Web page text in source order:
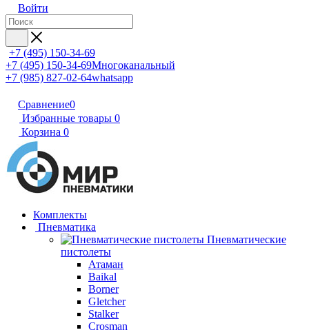
Войти
+7 (495) 150-34-69
+7 (495) 150-34-69Многоканальный
+7 (985) 827-02-64whatsapp
Сравнение0
Избранные товары 0
Корзина 0
Комплекты
Пневматика
Пневматические
пистолеты
Атаман
Baikal
Borner
Gletcher
Stalker
Crosman